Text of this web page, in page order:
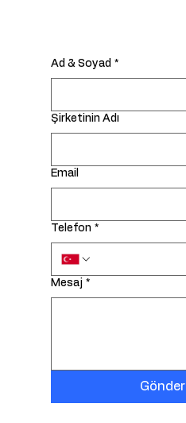
Ad & Soyad *
Şirketinin Adı
Email
Telefon *
Mesaj *
Gönder